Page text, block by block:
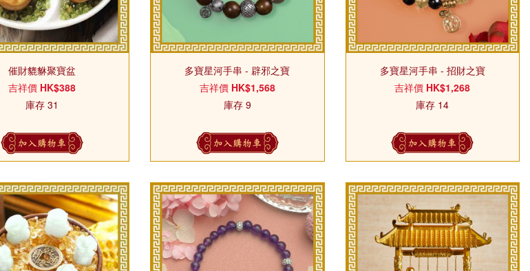
催財貔貅聚寶盆
吉祥價 HK$388
庫存 31
加入購物車
多寶星河手串 - 辟邪之寶
吉祥價 HK$1,568
庫存 9
加入購物車
多寶星河手串 - 招財之寶
吉祥價 HK$1,268
庫存 14
加入購物車